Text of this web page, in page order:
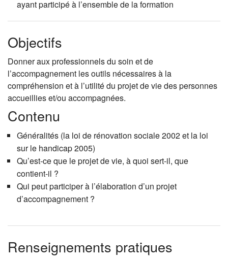
ayant participé à l’ensemble de la formation
Objectifs
Donner aux professionnels du soin et de
l’accompagnement les outils nécessaires à la
compréhension et à l’utilité du projet de vie des personnes
accueillies et/ou accompagnées.
Contenu
Généralités (la loi de rénovation sociale 2002 et la loi
sur le handicap 2005)
Qu’est-ce que le projet de vie, à quoi sert-il, que
contient-il ?
Qui peut participer à l’élaboration d’un projet
d’accompagnement ?
Renseignements pratiques